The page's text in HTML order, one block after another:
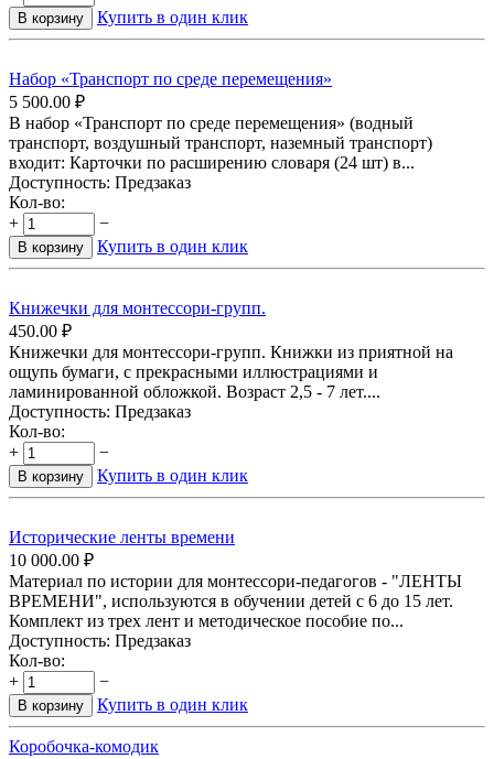
В корзину Купить в один клик
Набор «Транспорт по среде перемещения»
5 500.00 ₽
В набор «Транспорт по среде перемещения» (водный
транспорт, воздушный транспорт, наземный транспорт)
входит: Карточки по расширению словаря (24 шт) в...
Доступность: Предзаказ
Кол-во:
+
−
В корзину Купить в один клик
Книжечки для монтессори-групп.
450.00 ₽
Книжечки для монтессори-групп. Книжки из приятной на
ощупь бумаги, с прекрасными иллюстрациями и
ламинированной обложкой. Возраст 2,5 - 7 лет....
Доступность: Предзаказ
Кол-во:
+
−
В корзину Купить в один клик
Исторические ленты времени
10 000.00 ₽
Материал по истории для монтессори-педагогов - "ЛЕНТЫ
ВРЕМЕНИ", используются в обучении детей с 6 до 15 лет.
Комплект из трех лент и методическое пособие по...
Доступность: Предзаказ
Кол-во:
+
−
В корзину Купить в один клик
Коробочка-комодик